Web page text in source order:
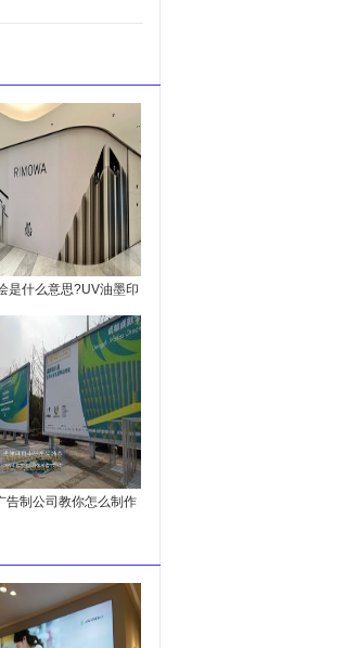
是什么意思?UV油墨印
备的新型喷绘工艺
告制公司教你怎么制作